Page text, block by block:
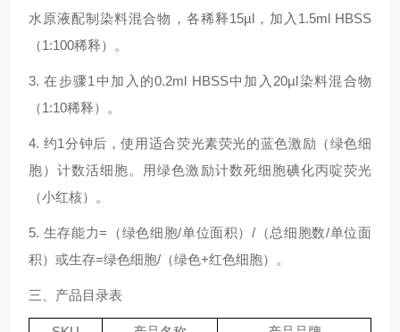
水原液配制染料混合物，各稀释15µl， 加入 1.5ml HBSS
（1:100稀释）。
3.在步骤1 中加入的0.2ml HBSS中加入 20µl染料混合物
（1:10稀释）。
4. 约1分钟后，使用适合荧光素荧光的蓝色激励（绿色细
胞）计数活细胞。用绿色激励计数死细胞碘化丙啶荧光
（小红核）。
5. 生存能力= （绿色细胞/单位面积）/ （总细胞数/单位面
积）或生存=绿色细胞/ （绿色+红色细胞）。
三、 产品目录表